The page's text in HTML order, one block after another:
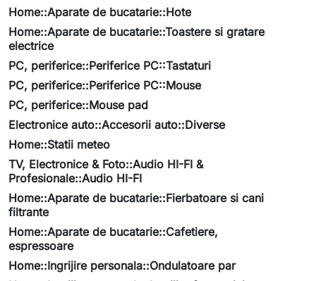
Home::Aparate de bucatarie::Hote
Home::Aparate de bucatarie::Toastere si gratare
electrice
PC, periferice::Periferice PC::Tastaturi
PC, periferice::Periferice PC::Mouse
PC, periferice::Mouse pad
Electronice auto::Accesorii auto::Diverse
Home::Statii meteo
TV, Electronice & Foto::Audio HI-FI &
Profesionale::Audio HI-FI
Home::Aparate de bucatarie::Fierbatoare si cani
filtrante
Home::Aparate de bucatarie::Cafetiere,
espressoare
Home::Ingrijire personala::Ondulatoare par